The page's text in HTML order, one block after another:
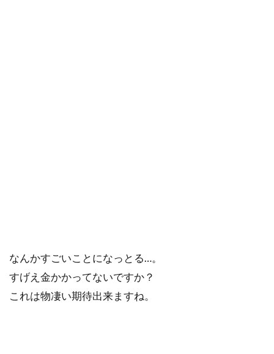
なんかすごいことになっとる…。
すげえ金かかってないですか？
これは物凄い期待出来ますね。